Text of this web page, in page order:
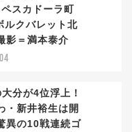
スカドーラ町
ルクバレット北
影＝満本泰介
分が4位浮上！
・新井裕生は開
異の10戦連続ゴ